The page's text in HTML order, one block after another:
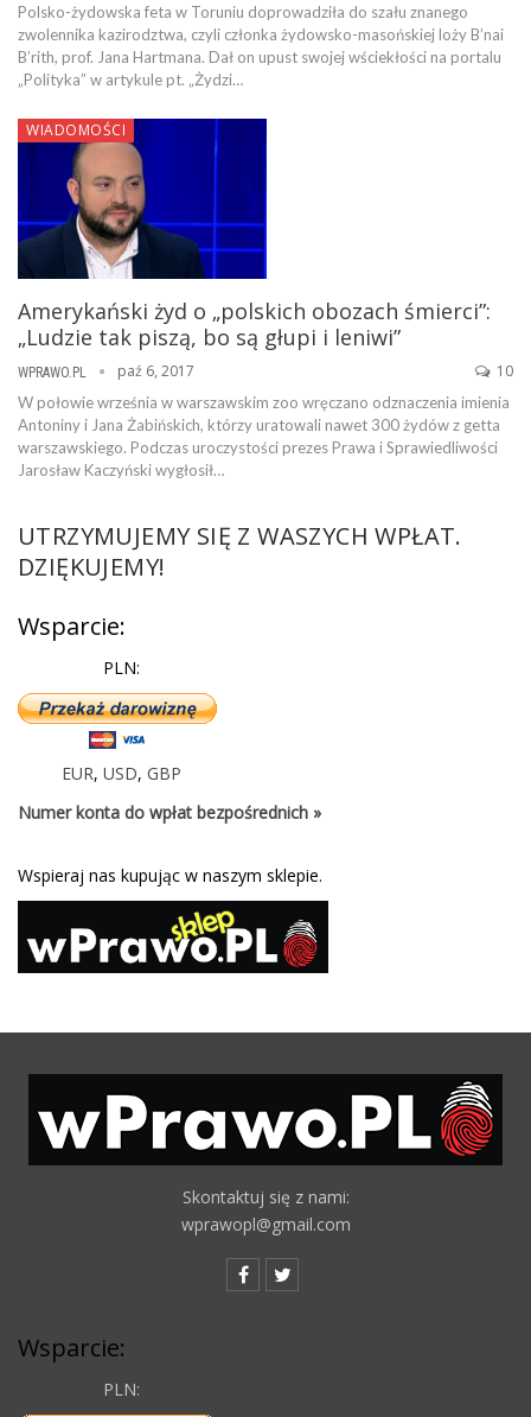
Polsko-żydowska feta w Toruniu doprowadziła do szału znanego
zwolennika kazirodztwa, czyli członka żydowsko-masońskiej loży B’nai
B’rith, prof. Jana Hartmana. Dał on upust swojej wściekłości na portalu
„Polityka” w artykule pt. „Żydzi…
WIADOMOŚCI
Amerykański żyd o „polskich obozach śmierci”:
„Ludzie tak piszą, bo są głupi i leniwi”
WPRAWO.PL paź 6, 2017 10
W połowie września w warszawskim zoo wręczano odznaczenia imienia
Antoniny i Jana Żabińskich, którzy uratowali nawet 300 żydów z getta
warszawskiego. Podczas uroczystości prezes Prawa i Sprawiedliwości
Jarosław Kaczyński wygłosił…
UTRZYMUJEMY SIĘ Z WASZYCH WPŁAT.
DZIĘKUJEMY!
Wsparcie:
PLN:
EUR, USD, GBP
Numer konta do wpłat bezpośrednich »
Wspieraj nas kupując w naszym sklepie.
Skontaktuj się z nami:
wprawopl@gmail.com
Wsparcie:
PLN: